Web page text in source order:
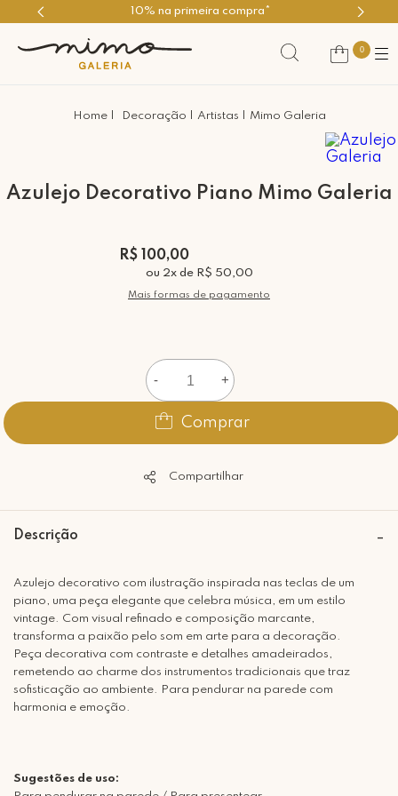
Use o cupom PRIMEIROMIMO
0
Decoração Artistas Mimo Galeria
Azulejo Decorativo Piano Mimo Galeria
R$ 100,00
ou 2xde R$ 50,00
Mais formas de pagamento
- +
Comprar
Compartilhar
Descrição
Azulejo decorativo com ilustração inspirada nas teclas de um
piano, uma peça elegante que celebra música, em um estilo
vintage. Com visual refinado e composição marcante,
transforma a paixão pelo som em arte para a decoração.
Peça decorativa com contraste e detalhes amadeirados,
remetendo ao charme dos instrumentos tradicionais que traz
sofisticação ao ambiente. Para pendurar na parede com
harmonia e emoção.
Sugestões de uso: